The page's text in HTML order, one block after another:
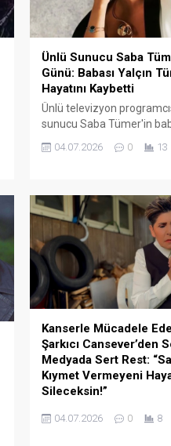
Ünlü Sunucu Saba
Günü: Babası Yalçın
Hayatını Kaybetti
Ünlü televizyon
sunucu Saba Tümer'in
mücadele ettiği sağlık
medya hesabından
Saba Tümer de derin
paylaştığı bir mesajla dile
04.07.2026 0 13
Kanserle Mücadele
Şarkıcı Cansever’den
Medyada Sert Rest:
Kıymet Vermeyeni
Sileceksin!”
arabesk müziğin güçlü sesi
04.07.2026 0 8